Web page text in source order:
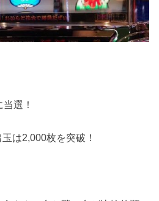
選！
は2,000枚を突破！